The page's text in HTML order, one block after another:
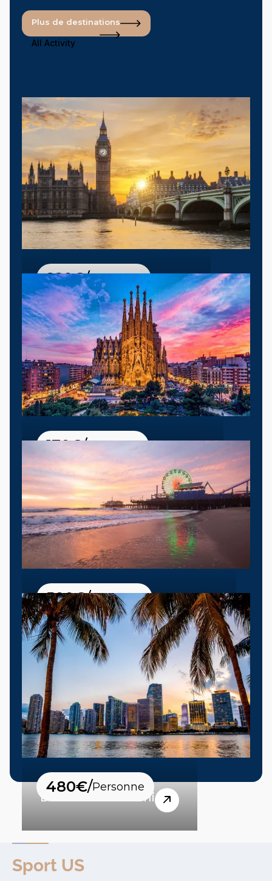
Plus de destinations
All Activity
220€/Personne
Destination Londres
Destination Barcelone
170€/Personne
Destination Los Angeles
500€/Personne
Destination Miami
480€/Personne
Sport US